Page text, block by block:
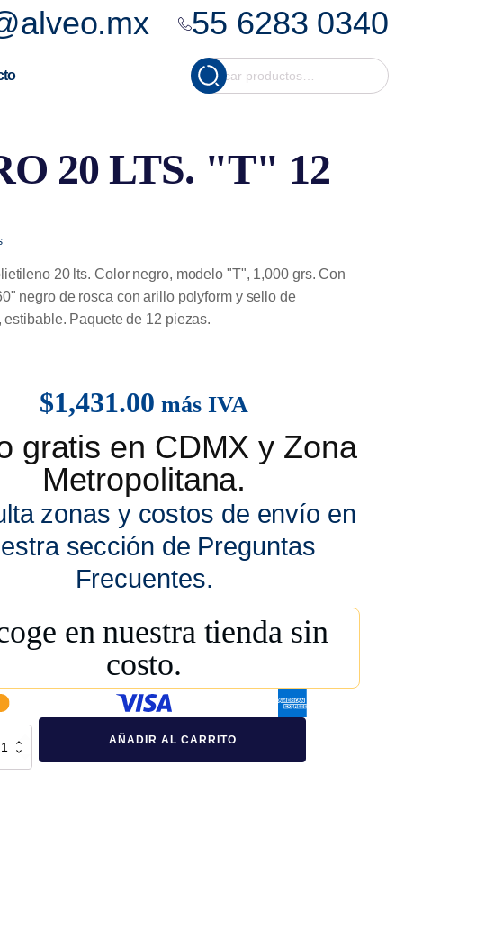
55 6283 0340
Buscar
por:
Cuando hay
20 LTS. "T" 12
20 lts. Color negro, modelo "T", 1,000 grs. Con
negro de rosca con arillo polyform y sello de
Paquete de 12 piezas.
$1,431.00 más IVA
gratis en CDMX y Zona
Metropolitana.
zonas y costos de envío en
sección de Preguntas
Frecuentes.
en nuestra tienda sin
costo.
AÑADIR AL CARRITO